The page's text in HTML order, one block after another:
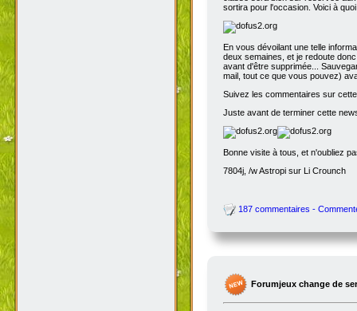
sortira pour l'occasion. Voici à
En vous dévoilant une telle
deux semaines, et je redoute
avant d'être supprimée...
mail, tout ce que vous pouvez)
Suivez les commentaires sur
Juste avant de terminer cette
Bonne visite à tous, et n'oubliez
7804j, /w Astropi sur Li Crounch
187 commentaires -
Forumjeux change de